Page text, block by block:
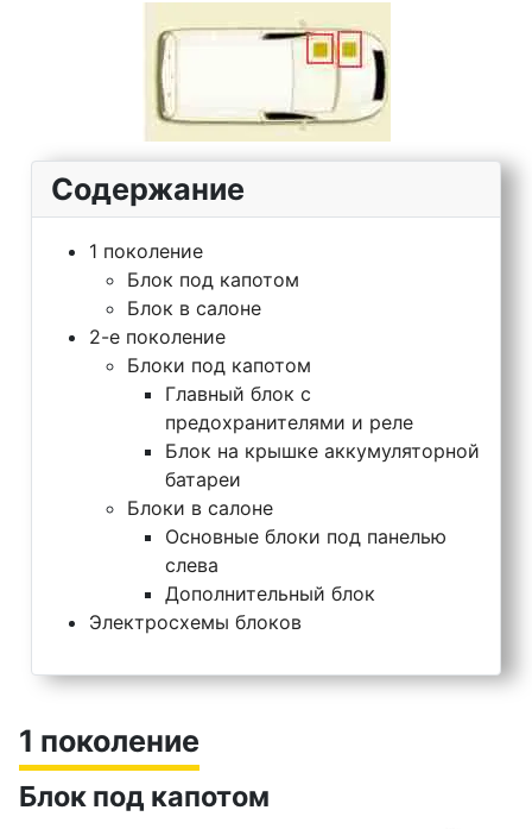
Содержание
1 поколение
Блок под капотом
Блок в салоне
2-е поколение
Блоки под капотом
Главный блок с
предохранителями и реле
Блок на крышке аккумуляторной
батареи
Блоки в салоне
Основные блоки под панелью
слева
Дополнительный блок
Электросхемы блоков
1 поколение
Блок под капотом